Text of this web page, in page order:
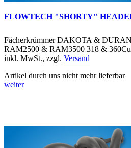
FLOWTECH "SHORTY"
Fächerkrümmer DAKOTA &
RAM2500 & RAM3500 318 &
inkl. MwSt., zzgl. Versand
Artikel durch uns nicht mehr lieferbar
weiter